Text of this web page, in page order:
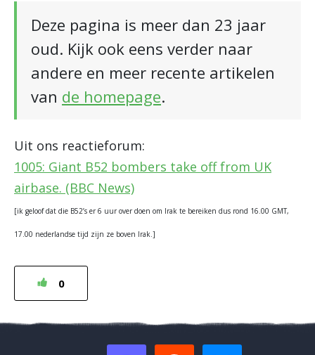
Deze pagina is meer dan 23 jaar
oud. Kijk ook eens verder naar
andere en meer recente artikelen
van de homepage.
Uit ons reactieforum:
1005: Giant B52 bombers take off from UK
airbase. (BBC News)
[ik geloof dat die B52’s er 6 uur over doen om Irak te bereiken dus rond 16.00 GMT,
17.00 nederlandse tijd zijn ze boven Irak.]
0